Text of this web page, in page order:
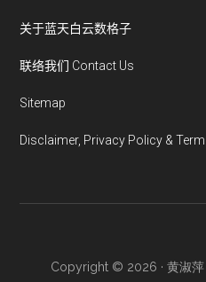
关于蓝天白云数格子
联络我们 Contact Us
Sitemap
Disclaimer, Privacy Policy &
Copyright © 2026 · 黄淑萍